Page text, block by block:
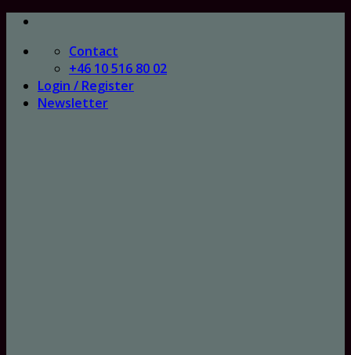
Skip
content
Contact
+46 10 516 80 02
Login / Register
Newsletter